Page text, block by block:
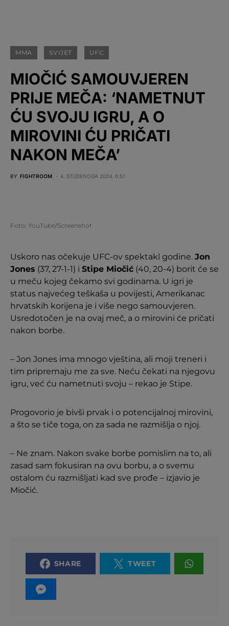
MMA SVIJET UFC
MIOČIĆ SAMOUVJEREN
PRIJE MEČA: ‘NAMETNUT
ĆU SVOJU IGRU, A O
MIROVINI ĆU PRIČATI
NAKON MEČA’
BY FIGHTROOM 4. STUDENOGA 2024. 6:51
Foto: YouTube/Screenshot
Uskoro nas očekuje UFC-ov spektakl godine. Jon
Jones (37, 27-1-1) i Stipe Miočić (40, 20-4) borit će se
u meču kojeg čekamo svi godinama. U igri je
status najvećeg teškaša u povijesti, Amerikanac
hrvatskih korijena je i više nego samouvjeren.
Usredotočen je na ovaj meč, a o mirovini će pričati
nakon borbe.
– Jon Jones ima mnogo vještina, ali moji treneri i
tim pripremaju me za sve. Neću čekati na njegovu
igru, već ću nametnuti svoju – rekao je Stipe.
Progovorio je bivši prvak i o potencijalnoj mirovini,
a što se tiče toga, on za sada ne razmišlja o njoj.
– Ne znam. Nakon svake borbe pomislim na to, ali
zasad sam fokusiran na ovu borbu, a o svemu
ostalom ću razmišljati kad sve prođe – izjavio je
Miočić.
SHARE TWEET